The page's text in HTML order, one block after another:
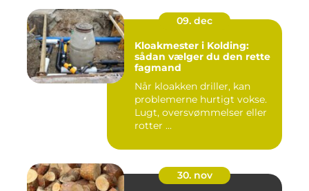
09. dec
Kloakmester i Kolding:
sådan vælger du den rette
fagmand
Når kloakken driller, kan
problemerne hurtigt vokse.
Lugt, oversvømmelser eller
rotter ...
30. nov